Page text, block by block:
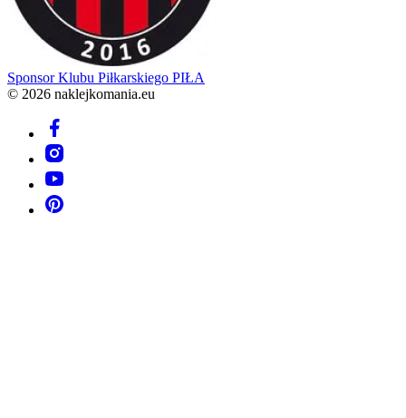
Sponsor Klubu Piłkarskiego PIŁA
© 2026 naklejkomania.eu